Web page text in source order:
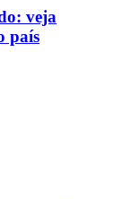
veja
país